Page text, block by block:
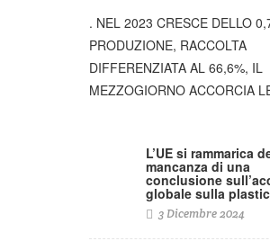
. NEL 2023 CRESCE DELLO
PRODUZIONE, RACCOLTA
DIFFERENZIATA AL 66,6%, IL
MEZZOGIORNO ACCORCIA
L’UE si rammarica
mancanza di una
conclusione
globale sulla
3 Dicembre 2024